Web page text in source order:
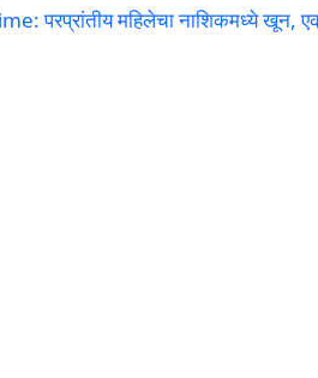
परप्रांतीय महिलेचा नाशिकमध्ये खून,